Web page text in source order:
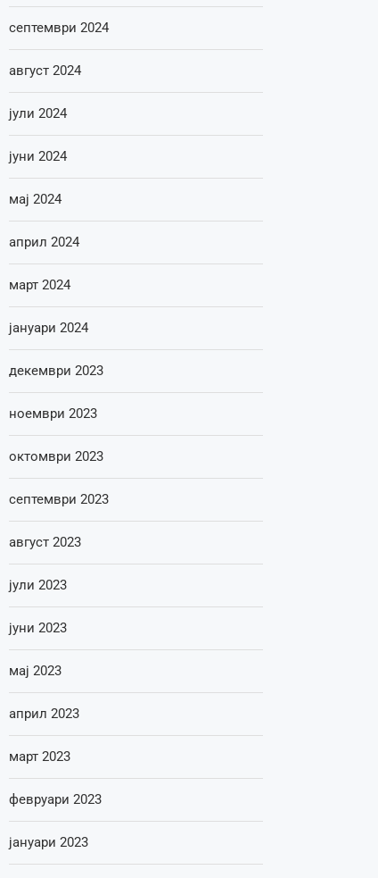
септември 2024
август 2024
јули 2024
јуни 2024
мај 2024
април 2024
март 2024
јануари 2024
декември 2023
ноември 2023
октомври 2023
септември 2023
август 2023
јули 2023
јуни 2023
мај 2023
април 2023
март 2023
февруари 2023
јануари 2023